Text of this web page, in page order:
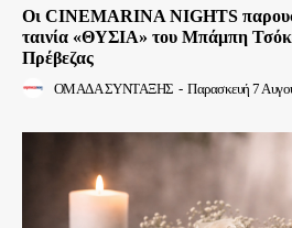
Οι CINEMARINA NIGHTS
ταινία «ΘΥΣΙΑ» του Μπάμπη
Πρέβεζας
ΟΜΑΔΑ ΣΥΝΤΑΞΗΣ - Παρασκευή 7